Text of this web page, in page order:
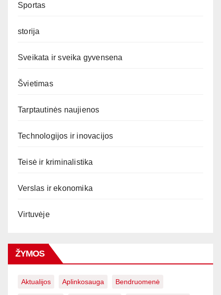
Sportas
storija
Sveikata ir sveika gyvensena
Švietimas
Tarptautinės naujienos
Technologijos ir inovacijos
Teisė ir kriminalistika
Verslas ir ekonomika
Virtuvėje
ŽYMOS
Aktualijos Aplinkosauga Bendruomenė